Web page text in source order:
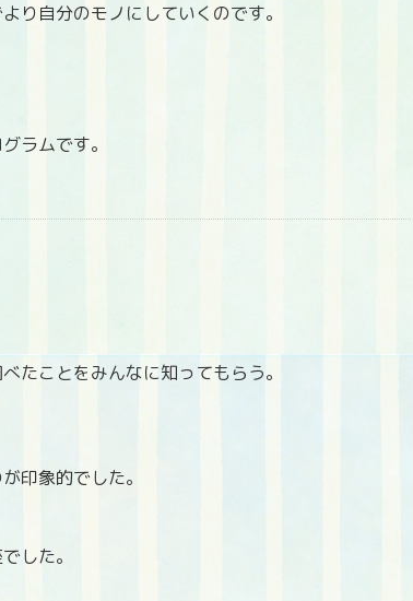
り自分のモノにしていくのです。
ラムです。
たことをみんなに知ってもらう。
印象的でした。
した。